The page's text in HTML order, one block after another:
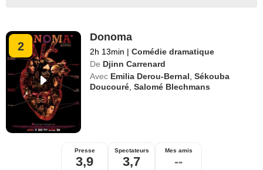
2
Donoma
2h 13min | Comédie dramatique
De Djinn Carrenard
Avec Emilia Derou-Bernal ,Sékouba
Doucouré ,Salomé Blechmans
Presse
3,9
Spectateurs
3,7
Mes amis
--